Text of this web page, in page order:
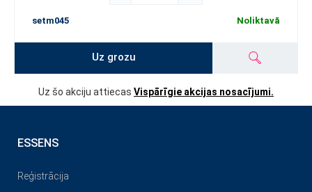
setm045 Noliktavā
Uz grozu
Uz šo akciju attiecas Vispārīgie akcijas nosacījumi.
ESSENS
Reģistrācija